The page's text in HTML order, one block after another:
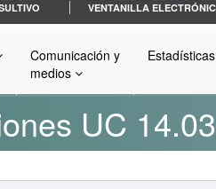
VENTANILLA
Comunicación y
medios
Estadísticas
UC